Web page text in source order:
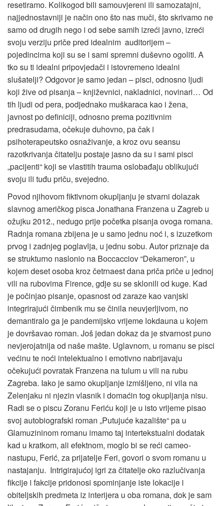
resetiramo. Kolikogod bili samouvjereni ili samozatajni,
najjednostavniji je način ono što nas muči, što skrivamo ne
samo od drugih nego i od sebe samih izreći javno, izreći
svoju verziju priče pred idealnim auditorijem –
pojedincima koji su se i sami spremni duševno ogoliti. A
tko su ti idealni pripovjedači i istovremeno idealni
slušatelji? Odgovor je samo jedan – pisci, odnosno ljudi
koji žive od pisanja – književnici, nakladnici, novinari… Od
tih ljudi od pera, podjednako muškaraca kao i žena,
javnost po definiciji, odnosno prema pozitivnim
predrasudama, očekuje duhovno, pa čak i
psihoterapeutsko osnaživanje, a kroz ovu seansu
razotkrivanja čitatelju postaje jasno da su i sami pisci
„pacijenti“ koji se vlastitih trauma oslobađaju oblikujući
svoju ili tuđu priču, svejedno.
Povod njihovom fiktivnom okupljanju je stvarni dolazak
slavnog američkog pisca Jonathana Franzena u Zagreb u
ožujku 2012., nedugo prije početka pisanja ovoga romana.
Radnja romana zbijena je u samo jednu noć i, s izuzetkom
prvog i zadnjeg poglavlja, u jednu sobu. Autor priznaje da
se strukturno naslonio na Boccacciov “Dekameron”, u
kojem deset osoba kroz četrnaest dana priča priče u jednoj
vili na rubovima Firence, gdje su se sklonili od kuge. Kad
je počinjao pisanje, opasnost od zaraze kao vanjski
integrirajući čimbenik mu se činila neuvjerljivom, no
demantiralo ga je pandemijsko vrijeme lokdauna u kojem
je dovršavao roman. Još jedan dokaz da je stvarnost puno
nevjerojatnija od naše mašte. Uglavnom, u romanu se pisci
većinu te noći intelektualno i emotivno nabrijavaju
očekujući povratak Franzena na tulum u vili na rubu
Zagreba. Iako je samo okupljanje izmišljeno, ni vila na
Zelenjaku ni njezin vlasnik i domaćin tog okupljanja nisu.
Radi se o piscu Zoranu Feriću koji je u isto vrijeme pisao
svoj autobiografski roman „Putujuće kazalište“ pa u
Glamuzininom romanu imamo taj intertekstualni dodatak
kad u kratkom, ali efektnom, moglo bi se reći cameo-
nastupu, Ferić, za prijatelje Feri, govori o svom romanu u
nastajanju. Intrigirajućoj igri za čitatelje oko razlučivanja
fikcije i fakcije pridonosi spominjanje iste lokacije i
obiteljskih predmeta iz interijera u oba romana, dok je sam